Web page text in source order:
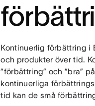
Kontinuerlig förbättring i
och produkter över tid.
”förbättring” och ”bra”
kontinuerliga
tid kan de små